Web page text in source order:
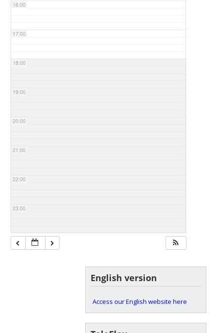
16:00
17:00
18:00
19:00
20:00
21:00
22:00
23:00
English version
Access our English website here